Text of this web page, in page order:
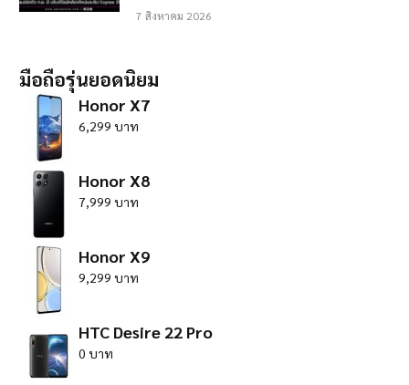
7 สิงหาคม 2026
มือถือรุ่นยอดนิยม
Honor X7
6,299 บาท
Honor X8
7,999 บาท
Honor X9
9,299 บาท
HTC Desire 22 Pro
0 บาท